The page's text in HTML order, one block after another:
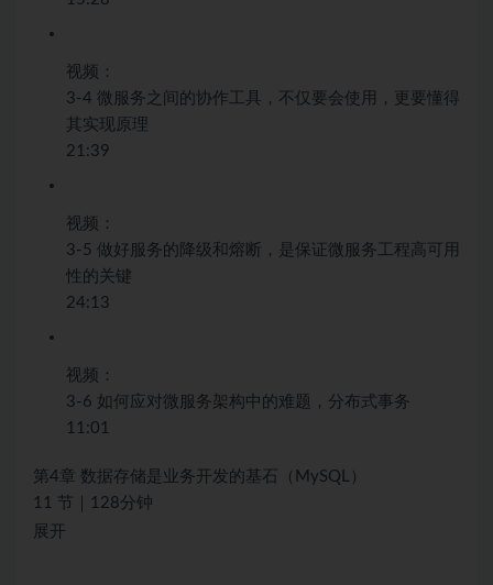
视频：
3-4 微服务之间的协作工具，不仅要会使用，更要懂得
其实现原理
21:39
视频：
3-5 做好服务的降级和熔断，是保证微服务工程高可用
性的关键
24:13
视频：
3-6 如何应对微服务架构中的难题，分布式事务
11:01
第4章 数据存储是业务开发的基石（MySQL）
11 节｜128分钟
展开